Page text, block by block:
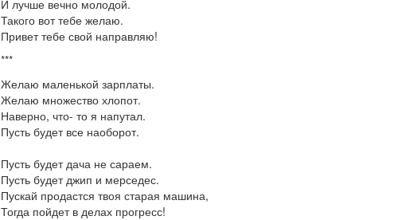
И лучше вечно молодой.
Такого вот тебе желаю.
Привет тебе свой направляю!
***
Желаю маленькой зарплаты.
Желаю множество хлопот.
Наверно, что- то я напутал.
Пусть будет все наоборот.
Пусть будет дача не сараем.
Пусть будет джип и мерседес.
Пускай продастся твоя старая машина,
Тогда пойдет в делах прогресс!